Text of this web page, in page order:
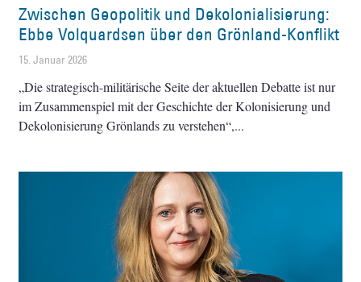
Zwischen Geopolitik und Dekolonialisierung:
Ebbe Volquardsen über den Grönland-Konflikt
15. Januar 2026
„Die strategisch-militärische Seite der aktuellen Debatte ist nur
im Zusammenspiel mit der Geschichte der Kolonisierung und
Dekolonisierung Grönlands zu verstehen“,